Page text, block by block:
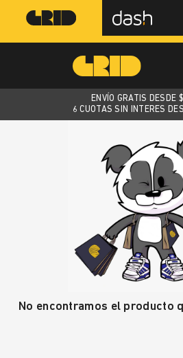
ENVÍO GRATIS DESDE $
6 CUOTAS SIN INTERES
No encontramos el producto